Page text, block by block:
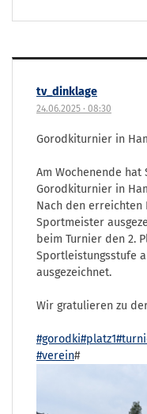
tv_dinklage
24.06.2025 · 08:30
Gorodkiturnier in
Am Wochenende hat
Gorodkiturnier in
Nach den erreichten
Sportmeister
beim Turnier den 2.
Sportleistungsstufe
ausgezeichnet.
Wir gratulieren zu
#gorodki#platz1
#verein#